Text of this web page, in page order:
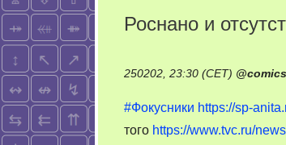
Роснано и
250202, 23:30 (CET) @
#Фокусники https://sp-
того https://www.tvc.ru/